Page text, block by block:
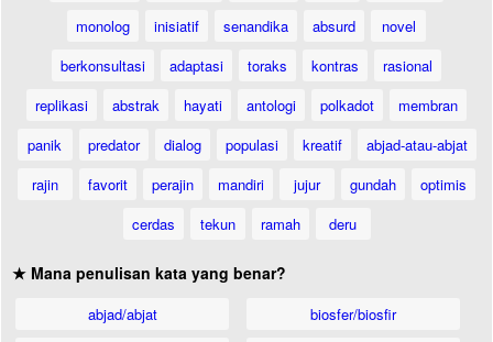
monolog
inisiatif senandika absurd
novel
berkonsultasi
adaptasi toraks kontras
rasional
replikasi
abstrak hayati antologi polkadot
membran
panik
predator dialog populasi kreatif
abjad-atau-abjat
rajin
favorit perajin mandiri jujur gundah
optimis
cerdas
tekun ramah deru
★ Mana penulisan kata yang benar?
abjad/abjat
biosfer/biosfir